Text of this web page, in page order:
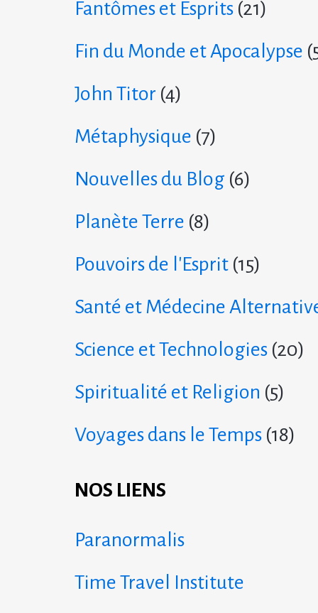
Fantômes et Esprits (21)
Fin du Monde et Apocalypse
John Titor (4)
Métaphysique (7)
Nouvelles du Blog (6)
Planète Terre (8)
Pouvoirs de l'Esprit (15)
Santé et Médecine
Science et Technologies (20)
Spiritualité et Religion (5)
Voyages dans le Temps (18)
NOS LIENS
Paranormalis
Time Travel Institute